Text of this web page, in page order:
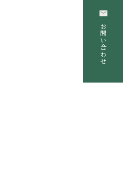
お問い合わせ